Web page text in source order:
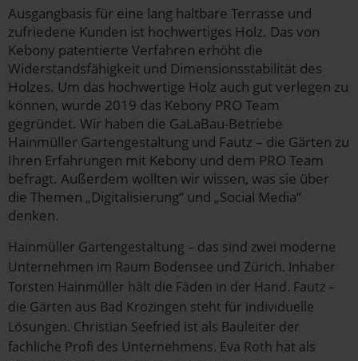
Ausgangbasis für eine lang haltbare Terrasse und
zufriedene Kunden ist hochwertiges Holz. Das von
Kebony patentierte Verfahren erhöht die
Widerstandsfähigkeit und Dimensionsstabilität des
Holzes. Um das hochwertige Holz auch gut verlegen zu
können, wurde 2019 das Kebony PRO Team
gegründet. Wir haben die GaLaBau-Betriebe
Hainmüller Gartengestaltung und Fautz – die Gärten zu
Ihren Erfahrungen mit Kebony und dem PRO Team
befragt. Außerdem wollten wir wissen, was sie über
die Themen „Digitalisierung“ und „Social Media“
denken.
Hainmüller Gartengestaltung – das sind zwei moderne
Unternehmen im Raum Bodensee und Zürich. Inhaber
Torsten Hainmüller hält die Fäden in der Hand. Fautz –
die Gärten aus Bad Krozingen steht für individuelle
Lösungen. Christian Seefried ist als Bauleiter der
fachliche Profi des Unternehmens. Eva Roth hat als